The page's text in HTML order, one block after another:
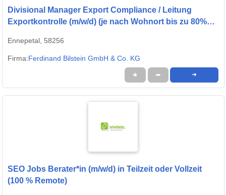
Divisional Manager Export Compliance / Leitung
Exportkontrolle (m/w/d) (je nach Wohnort bis zu 80%
Ennepetal, 58256
Firma:Ferdinand Bilstein GmbH & Co. KG
★ ➦ ➜
SEO Jobs Berater*in (m/w/d) in Teilzeit oder Vollzeit
(100 % Remote)